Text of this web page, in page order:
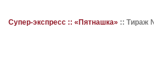
Супер-экспресс :: «Пятнашка» :: Тираж